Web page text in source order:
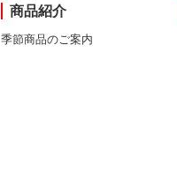
商品紹介
季節商品のご案内